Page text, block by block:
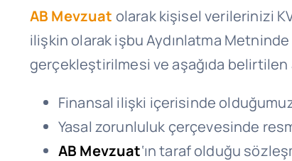
AB Mevzuat olarak kişisel verilerinizi
ilişkin olarak işbu Aydınlatma
gerçekleştirilmesi ve aşağıda
Finansal ilişki içerisinde
Yasal zorunluluk çerçevesinde
AB Mevzuat‘ın taraf olduğu